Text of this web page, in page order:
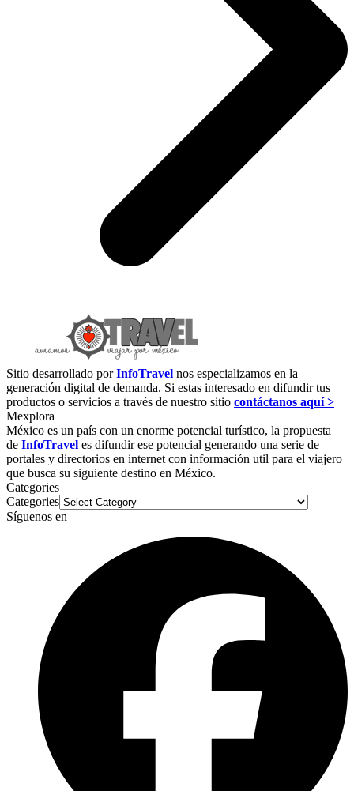
Sitio desarrollado porInfoTravel nos especializamos en la
generación digital de demanda. Si estas interesado en difundir tus
productos o servicios a través de nuestro sitio contáctanos aquí >
Mexplora
México es un país con un enorme potencial turístico, la propuesta
de InfoTravel es difundir ese potencial generando una serie de
portales y directorios en internet con información util para el viajero
que busca su siguiente destino en México.
Categories
Categories
Síguenos en